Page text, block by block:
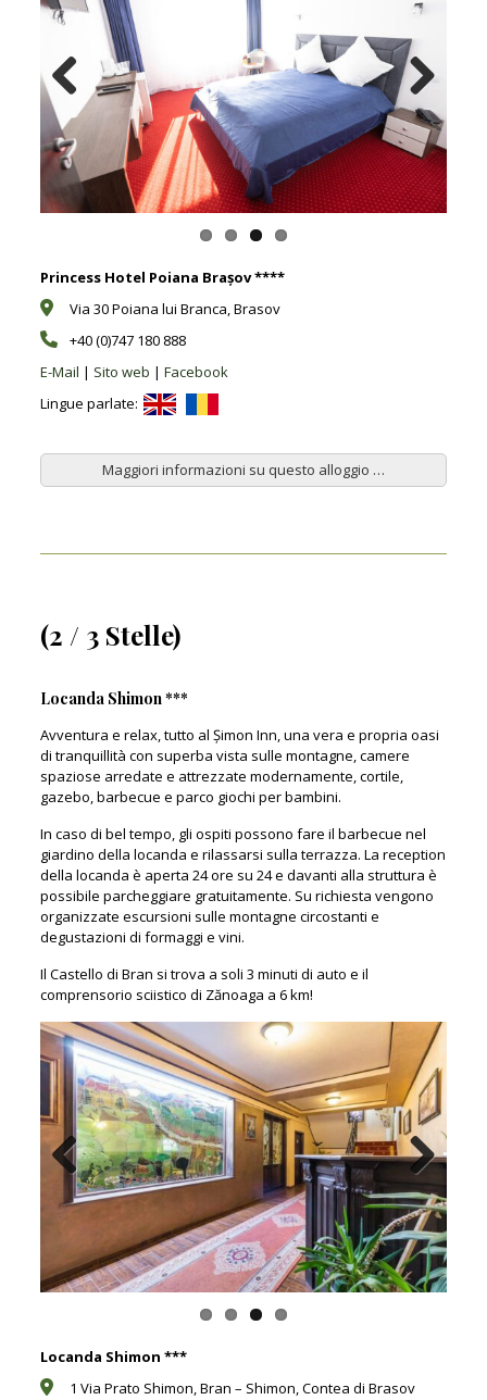
Previous Next
Princess Hotel Poiana Brașov ****
Via 30 Poiana lui Branca, Brasov
+40 (0)747 180 888
E-Mail | Sito web | Facebook
Lingue parlate:
Maggiori informazioni su questo alloggio …
(2 / 3 Stelle)
Locanda Shimon ***
Avventura e relax, tutto al Șimon Inn, una vera e propria oasi
di tranquillità con superba vista sulle montagne, camere
spaziose arredate e attrezzate modernamente, cortile,
gazebo, barbecue e parco giochi per bambini.
In caso di bel tempo, gli ospiti possono fare il barbecue nel
giardino della locanda e rilassarsi sulla terrazza. La reception
della locanda è aperta 24 ore su 24 e davanti alla struttura è
possibile parcheggiare gratuitamente. Su richiesta vengono
organizzate escursioni sulle montagne circostanti e
degustazioni di formaggi e vini.
Il Castello di Bran si trova a soli 3 minuti di auto e il
comprensorio sciistico di Zănoaga a 6 km!
Previous Next
Locanda Shimon ***
1 Via Prato Shimon, Bran – Shimon, Contea di Brasov